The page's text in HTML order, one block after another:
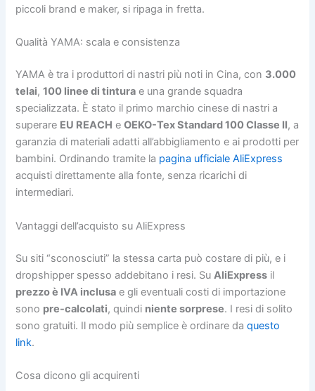
piccoli brand e maker, si ripaga in fretta.
Qualità YAMA: scala e consistenza
YAMA è tra i produttori di nastri più noti in Cina, con 3.000
telai,100 linee di tintura e una grande squadra
specializzata. È stato il primo marchio cinese di nastri a
superare EU REACH eOEKO-Tex Standard 100 Classe II, a
garanzia di materiali adatti all’abbigliamento e ai prodotti per
bambini. Ordinando tramite la pagina ufficiale AliExpress
acquisti direttamente alla fonte, senza ricarichi di
intermediari.
Vantaggi dell’acquisto su AliExpress
Su siti “sconosciuti” la stessa carta può costare di più, e i
dropshipper spesso addebitano i resi. Su AliExpress il
prezzo è IVA inclusa e gli eventuali costi di importazione
sono pre-calcolati, quindi niente sorprese. I resi di solito
sono gratuiti. Il modo più semplice è ordinare daquesto
link.
Cosa dicono gli acquirenti